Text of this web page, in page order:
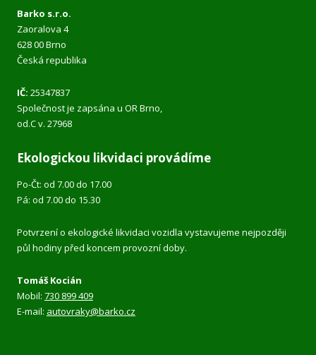
odeslat.
Barko s.r.o.
Zaoralova 4
628 00 Brno
Česká republika
IČ: 25347837
Společnost je zapsána u OR Brno,
od.C v. 27968
Ekologickou likvidaci provádíme
Po-Čt: od 7.00 do 17.00
Pá: od 7.00 do 15.30
Potvrzení o ekologické likvidaci vozidla vystavujeme nejpozději
půl hodiny před koncem provozní doby.
Tomáš Kocián
Mobil: 730 899 409
E-mail: autovraky@barko.cz